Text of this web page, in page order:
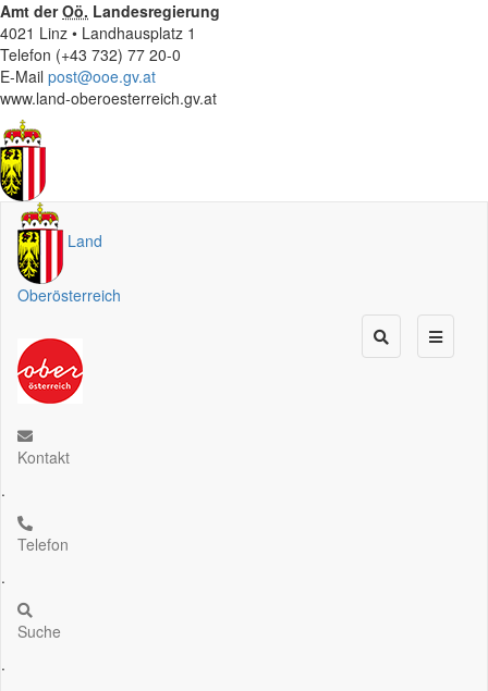
Amt derOö. Landesregierung
4021 Linz • Landhausplatz 1
Telefon (+43 732) 77 20-0
E-Mail post@ooe.gv.at
www.land-oberoesterreich.gv.at
Land
Oberösterreich
Kontakt
.
Telefon
.
Suche
.